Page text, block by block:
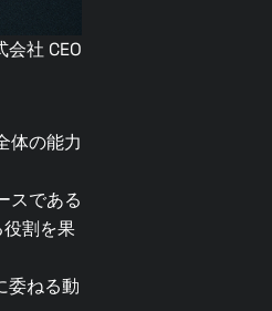
社 CEO
体の能力
スである
割を果
委ねる動